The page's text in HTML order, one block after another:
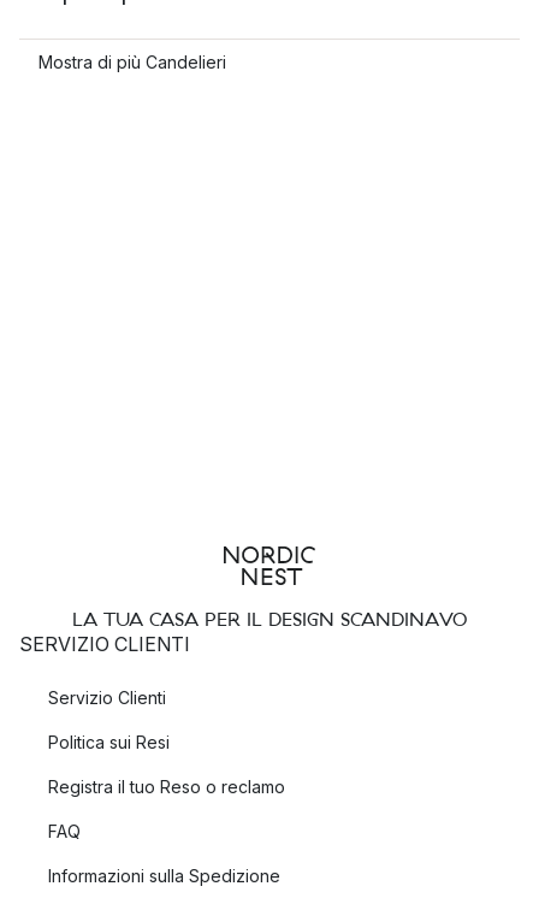
Mostra di più Candelieri
LA TUA CASA PER IL DESIGN SCANDINAVO
SERVIZIO CLIENTI
Servizio Clienti
Politica sui Resi
Registra il tuo Reso o reclamo
FAQ
Informazioni sulla Spedizione